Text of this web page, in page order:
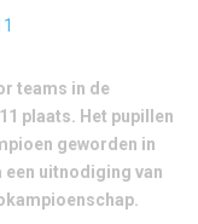
teams in de
plaats. Het pupillen
geworden in
uitnodiging van